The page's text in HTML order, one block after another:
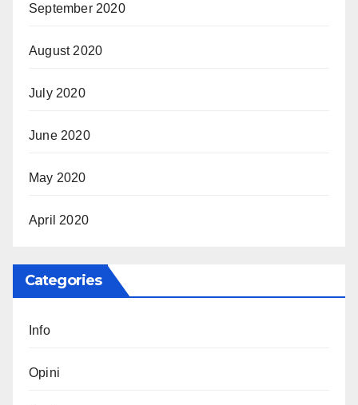
September 2020
August 2020
July 2020
June 2020
May 2020
April 2020
Categories
Info
Opini